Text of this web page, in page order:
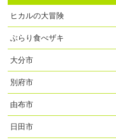
ヒカルの大冒険
ぶらり食べザキ
大分市
別府市
由布市
日田市